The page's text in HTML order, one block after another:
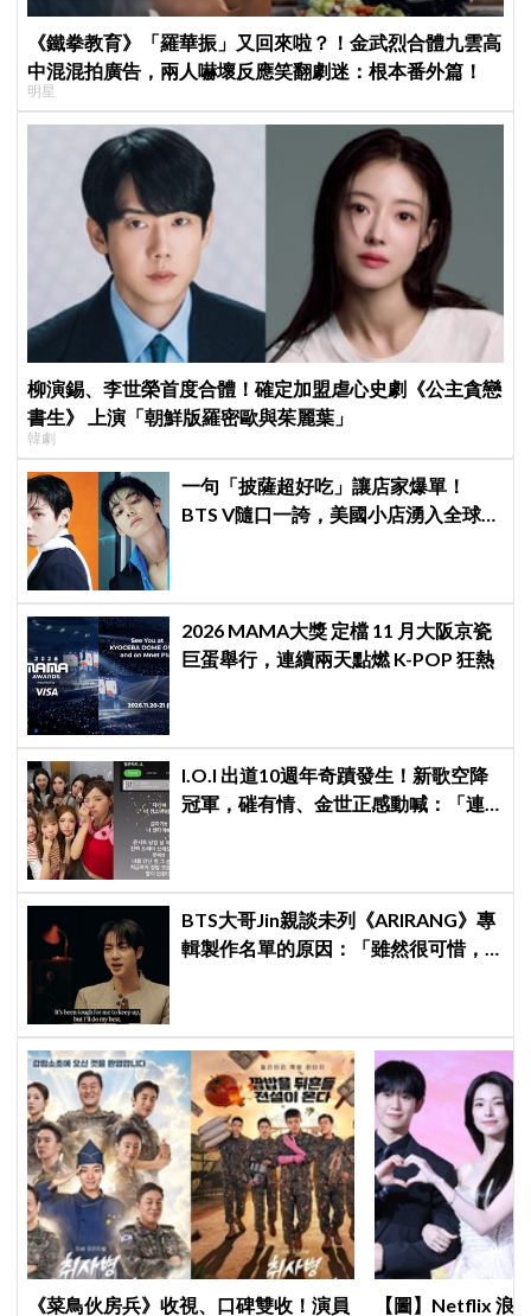
《鐵拳教育》「羅華振」又回來啦？！金武烈合體九雲高
中混混拍廣告，兩人嚇壞反應笑翻劇迷：根本番外篇！
明星
柳演錫、李世榮首度合體！確定加盟虐心史劇《公主貪戀
書生》 上演「朝鮮版羅密歐與茱麗葉」
韓劇
一句「披薩超好吃」讓店家爆單！
BTS V隨口一誇，美國小店湧入全球
2026 MAMA大獎 定檔 11 月大阪京瓷
巨蛋舉行，連續兩天點燃 K-POP 狂熱
I.O.I 出道10週年奇蹟發生！新歌空降
冠軍，磪有情、金世正感動喊：「連
BTS大哥Jin親談未列《ARIRANG》專
輯製作名單的原因：「雖然很可惜，
《菜鳥伙房兵》收視、口碑雙收！演員 【圖】Netflix 浪